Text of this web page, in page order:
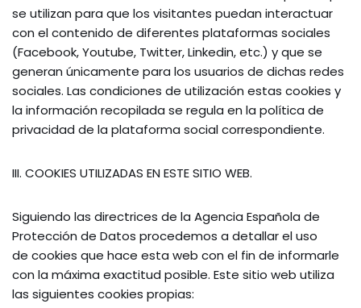
se utilizan para que los visitantes puedan interactuar
con el contenido de diferentes plataformas sociales
(Facebook, Youtube, Twitter, Linkedin, etc.) y que se
generan únicamente para los usuarios de dichas redes
sociales. Las condiciones de utilización estas cookies y
la información recopilada se regula en la política de
privacidad de la plataforma social correspondiente.
III. COOKIES UTILIZADAS EN ESTE SITIO WEB.
Siguiendo las directrices de la Agencia Española de
Protección de Datos procedemos a detallar el uso
de cookies que hace esta web con el fin de informarle
con la máxima exactitud posible. Este sitio web utiliza
las siguientes cookies propias: